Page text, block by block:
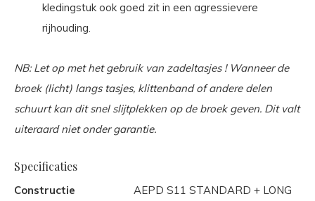
kledingstuk ook goed zit in een agressievere
rijhouding.
NB: Let op met het gebruik van zadeltasjes ! Wanneer de
broek (licht) langs tasjes, klittenband of andere delen
schuurt kan dit snel slijtplekken op de broek geven. Dit valt
uiteraard niet onder garantie.
Specificaties
Constructie
AEPD S11 STANDARD + LONG